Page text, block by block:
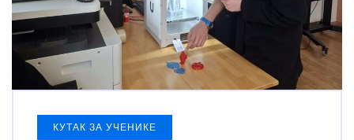
КУТАК ЗА УЧЕНИКЕ